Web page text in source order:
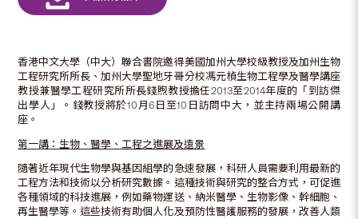
香港中文大學（中大）聯合書院邀得美國加州大學校級教授及加州生物
工程研究所所長、加州大學聖地牙哥分校馮元楨生物工程學及醫學講座
教授兼醫學工程研究所所長錢煦教授擔任2013至2014年度的「到訪傑
出學人」。錢教授將於10月6日至10日訪問中大，並主持兩場公開講
座。
第一講：生物、醫學、工程之進展及遠景
隨著近年現代生物學與基因組學的急速發展，科研人員需要利用最新的
工程方法和技術以分析研究數據。這種技術與研究的整合方式，可促進
各種領域的科技進展，例如藥物運送、納米醫學、生物影像、幹細胞、
再生醫學等。這些技術有助個人化及預防性醫護服務的發展，改善人類